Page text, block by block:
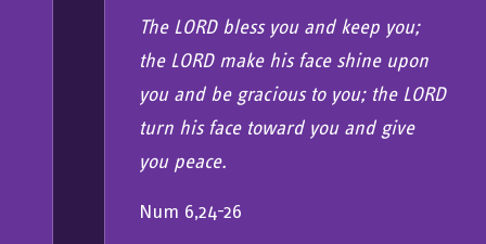
The LORD bless you and keep you;
the LORD make his face shine upon
you and be gracious to you; the LORD
turn his face toward you and give
you peace.
Num 6,24-26